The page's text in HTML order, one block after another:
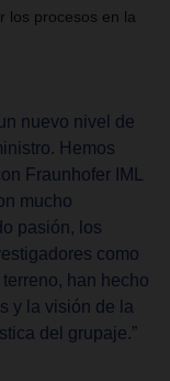
los procesos en la
nuevo nivel de
Hemos
Fraunhofer IML
mucho
pasión, los
como
han hecho
y la visión de la
del grupaje.”